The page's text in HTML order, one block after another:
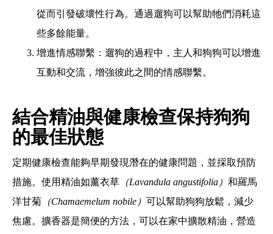
從而引發破壞性行為。通過遛狗可以幫助牠們消耗這
些多餘能量。
增進情感聯繫：遛狗的過程中，主人和狗狗可以增進
互動和交流，增強彼此之間的情感聯繫。
結合精油與健康檢查保持狗狗
的最佳狀態
定期健康檢查能夠早期發現潛在的健康問題，並採取預防
措施。使用精油如薰衣草 （Lavandula angustifolia） 和羅馬
洋甘菊 （Chamaemelum nobile） 可以幫助狗狗放鬆，減少
焦慮。擴香器是簡便的方法，可以在家中擴散精油，營造